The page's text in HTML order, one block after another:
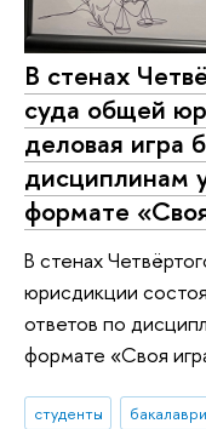
В стенах
суда общей
деловая игра
дисциплинам
формате
В стенах
юрисдикции
ответов по
формате «Своя
студенты